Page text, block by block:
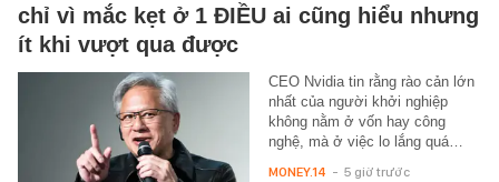
chỉ vì mắc kẹt ở 1 ĐIỀU ai cũng hiểu nhưng
ít khi vượt qua được
CEO Nvidia tin rằng rào cản lớn
nhất của người khởi nghiệp
không nằm ở vốn hay công
nghệ, mà ở việc lo lắng quá…
MONEY.14 - 5 giờ trước